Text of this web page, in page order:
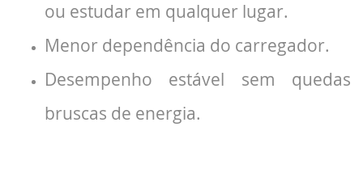
ou estudar em qualquer lugar.
Menor dependência do carregador.
Desempenho estável sem quedas
bruscas de energia.